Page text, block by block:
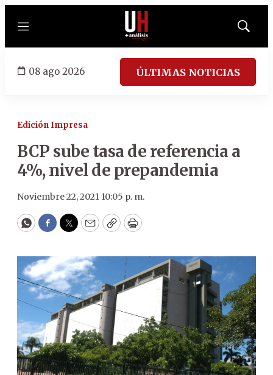
Menú
Mostrar
08 ago 2026 ÚLTIMAS NOTICIAS
Edición Impresa
BCP sube tasa de referencia a
4%, nivel de prepandemia
Noviembre 22, 2021 10:05 p. m.
WhatsApp
Facebook
Twitter
EmailCopyPrint